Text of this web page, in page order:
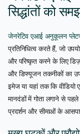
सिद्धांतों को
जेनरेटिव एआई अनुकूलन
प्रतिनिधित्व करते हैं, जो
और परिष्कृत करने के लिए
और डिफ्यूजन तकनीकों का
इमेज या यहां तक कि
मानदंडों में गोता लगाने से
प्रदर्शन और सीमाओं के